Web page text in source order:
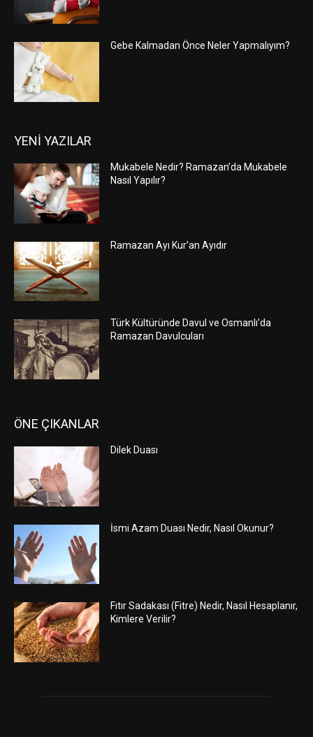
Gebe Kalmadan Önce Neler Yapmalıyım?
YENİ YAZILAR
Mukabele Nedir? Ramazan’da Mukabele
Nasıl Yapılır?
Ramazan Ayı Kur’an Ayıdır
Türk Kültüründe Davul ve Osmanlı’da
Ramazan Davulcuları
ÖNE ÇIKANLAR
Dilek Duası
İsmi Azam Duası Nedir, Nasıl Okunur?
Fıtır Sadakası (Fitre) Nedir, Nasıl Hesaplanır,
Kimlere Verilir?